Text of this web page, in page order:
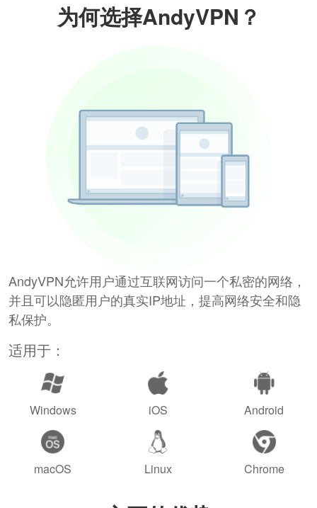
为何选择AndyVPN？
AndyVPN允许用户通过互联网访问一个私密的网络，
并且可以隐匿用户的真实IP地址，提高网络安全和隐
私保护。
适用于：
Windows iOS Android
macOS Linux Chrome